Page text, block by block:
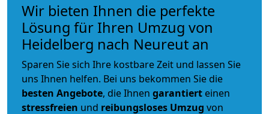
Wir bieten Ihnen die perfekte
Lösung für Ihren Umzug von
Heidelberg nach Neureut an
Sparen Sie sich Ihre kostbare Zeit und lassen Sie
uns Ihnen helfen. Bei uns bekommen Sie die
besten Angebote, die Ihnen garantiert einen
stressfreien und reibungsloses Umzug von